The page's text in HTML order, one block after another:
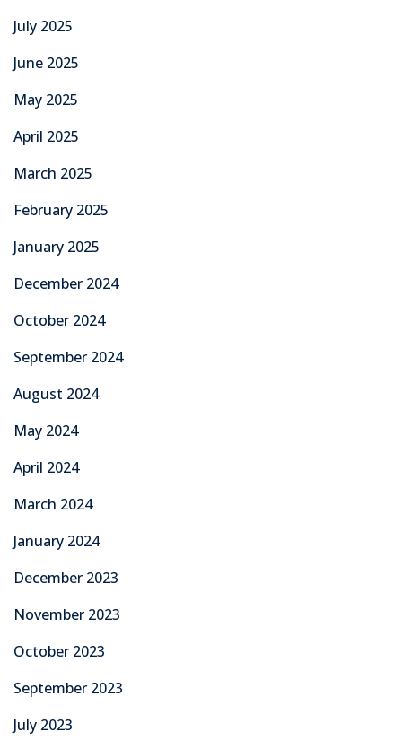
July 2025
June 2025
May 2025
April 2025
March 2025
February 2025
January 2025
December 2024
October 2024
September 2024
August 2024
May 2024
April 2024
March 2024
January 2024
December 2023
November 2023
October 2023
September 2023
July 2023